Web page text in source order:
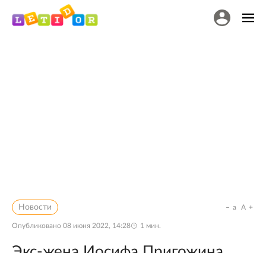
Новости
Опубликовано 08 июня 2022, 14:28 1 мин.
a A